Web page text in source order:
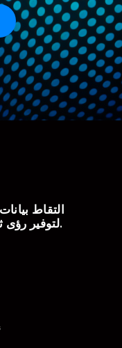
لتوفير رؤى ثورية في الكفاءة والسلامة والتشغيل.